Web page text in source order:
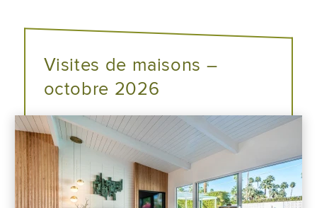
Visites de maisons –
octobre 2026